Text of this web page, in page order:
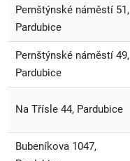
Pernštýnské náměstí 51,
Pardubice
Pernštýnské náměstí 49,
Pardubice
Na Třísle 44, Pardubice
Bubeníkova 1047,